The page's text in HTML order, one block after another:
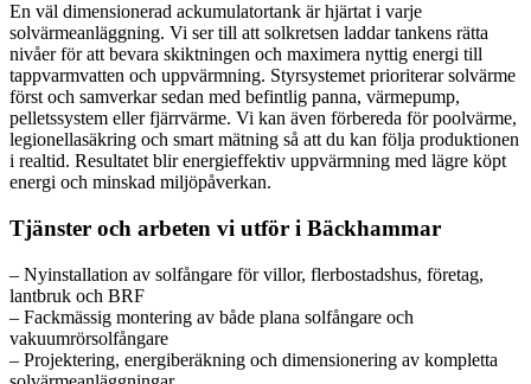
En väl dimensionerad ackumulatortank är hjärtat i varje
solvärmeanläggning. Vi ser till att solkretsen laddar tankens rätta
nivåer för att bevara skiktningen och maximera nyttig energi till
tappvarmvatten och uppvärmning. Styrsystemet prioriterar solvärme
först och samverkar sedan med befintlig panna, värmepump,
pelletssystem eller fjärrvärme. Vi kan även förbereda för poolvärme,
legionellasäkring och smart mätning så att du kan följa produktionen
i realtid. Resultatet blir energieffektiv uppvärmning med lägre köpt
energi och minskad miljöpåverkan.
Tjänster och arbeten vi utför i Bäckhammar
– Nyinstallation av solfångare för villor, flerbostadshus, företag,
lantbruk och BRF
– Fackmässig montering av både plana solfångare och
vakuumrörsolfångare
– Projektering, energiberäkning och dimensionering av kompletta